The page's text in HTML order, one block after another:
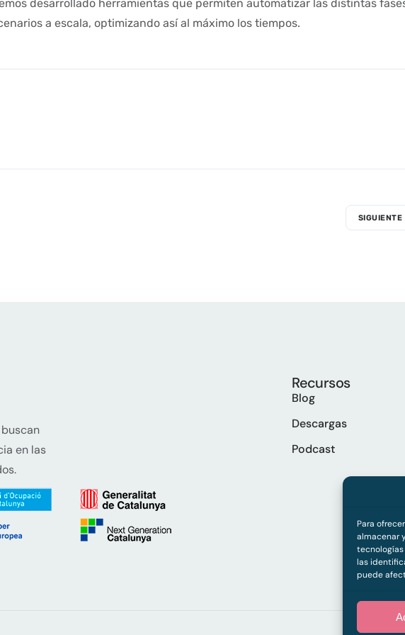
Para
almacenar
las
puede
desarrollado herramientas que permiten automatizar las distintas
a escala, optimizando así al máximo los tiempos.
SIGUIENTE
en las
Recursos
Blog
Descargas
Podcast